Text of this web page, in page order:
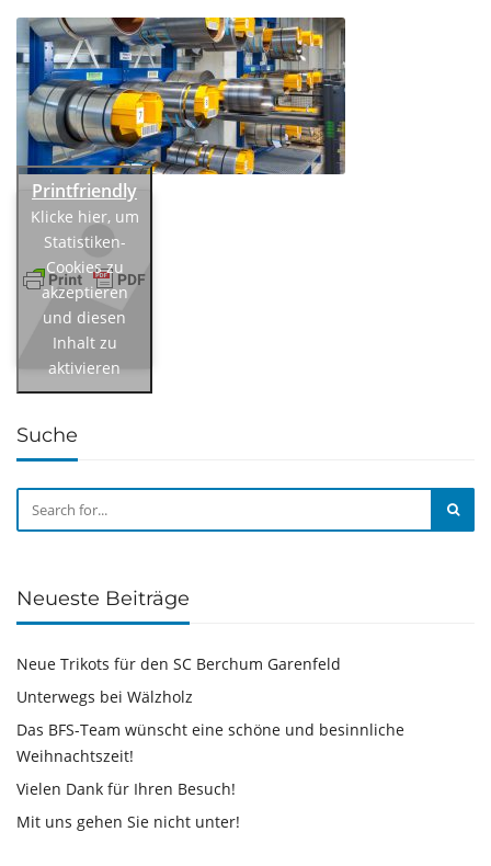
Klicke hier, um
Statistiken-
Cookies zu
akzeptieren
und diesen
Inhalt zu
aktivieren
Suche
Neueste Beiträge
Neue Trikots für den SC Berchum Garenfeld
Unterwegs bei Wälzholz
Das BFS-Team wünscht eine schöne und besinnliche
Weihnachtszeit!
Vielen Dank für Ihren Besuch!
Mit uns gehen Sie nicht unter!